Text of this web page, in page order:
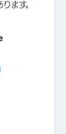
ます。